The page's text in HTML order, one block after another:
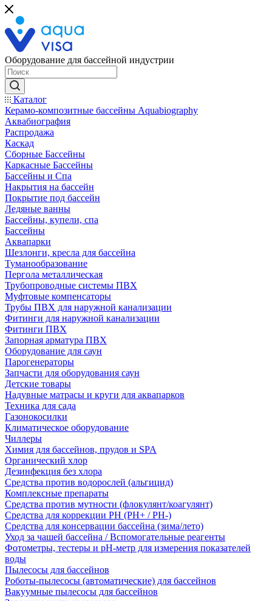
Оборудование для бассейной индустрии
Каталог
Керамо-композитные бассейны Aquabiography
Аквабиография
Распродажа
Каскад
Сборные Бассейны
Каркасные Бассейны
Бассейны и Спа
Накрытия на бассейн
Покрытие под бассейн
Ледяные ванны
Бассейны, купели, спа
Бассейны
Аквапарки
Шезлонги, кресла для бассейна
Туманообразование
Пергола металлическая
Трубопроводные системы ПВХ
Муфтовые компенсаторы
Трубы ПВХ для наружной канализации
Фитинги для наружной канализации
Фитинги ПВХ
Запорная арматура ПВХ
Оборудование для саун
Парогенераторы
Запчасти для оборудования саун
Детские товары
Надувные матрасы и круги для аквапарков
Техника для сада
Газонокосилки
Климатическое оборудование
Чиллеры
Химия для бассейнов, прудов и SPA
Органический хлор
Дезинфекция без хлора
Средства против водорослей (альгицид)
Комплексные препараты
Средства против мутности (флокулянт/коагулянт)
Средства для коррекции PH (PH+ / PH-)
Средства для консервации бассейна (зима/лето)
Уход за чашей бассейна / Вспомогательные реагенты
Фотометры, тестеры и рН-метр для измерения показателей
воды
Пылесосы для бассейнов
Роботы-пылесосы (автоматические) для бассейнов
Вакуумные пылесосы для бассейнов